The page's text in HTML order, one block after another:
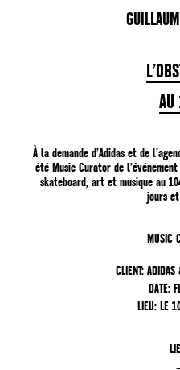
À la demande d’Adidas et de
été Music Curator de
skateboard, art et musique au
jours
MUSIC
CLIENT:
DATE:
LIEU: LE